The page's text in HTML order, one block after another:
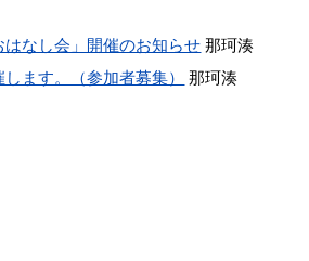
なし会」開催のお知らせ 那珂湊
ます。（参加者募集）
那珂湊